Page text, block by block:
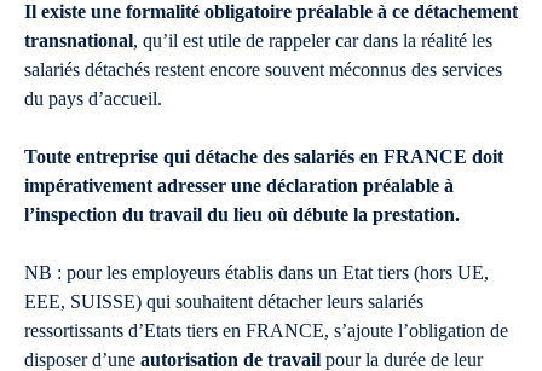
Il existe une formalité obligatoire préalable à ce détachement
transnational, qu’il est utile de rappeler car dans la réalité les
salariés détachés restent encore souvent méconnus des services
du pays d’accueil.
Toute entreprise qui détache des salariés en FRANCE doit
impérativement adresser une déclaration préalable à
l’inspection du travail du lieu où débute la prestation.
NB : pour les employeurs établis dans un Etat tiers (hors UE,
EEE, SUISSE) qui souhaitent détacher leurs salariés
ressortissants d’Etats tiers en FRANCE, s’ajoute l’obligation de
disposer d’une autorisation de travail pour la durée de leur